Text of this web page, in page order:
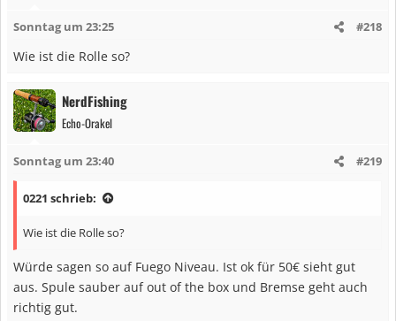
o
n
n
:
Sonntag um 23:25 #218
Wie ist die Rolle so?
NerdFishing
Echo-Orakel
Sonntag um 23:40 #219
0221 schrieb:
Wie ist die Rolle so?
Würde sagen so auf Fuego Niveau. Ist ok für 50€ sieht gut
aus. Spule sauber auf out of the box und Bremse geht auch
richtig gut.